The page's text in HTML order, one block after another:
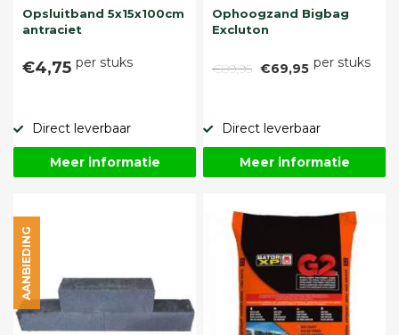
Opsluitband 5x15x100cm
antraciet
€4,75 per stuks
Direct leverbaar
Meer informatie
Ophoogzand Bigbag
Excluton
€89,95 €69,95 per stuks
Direct leverbaar
Meer informatie
AANBIEDING